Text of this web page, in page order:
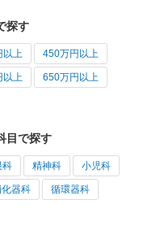
探す
以上 450万円以上
以上 650万円以上
目で探す
科 精神科 小児科
器科 循環器科